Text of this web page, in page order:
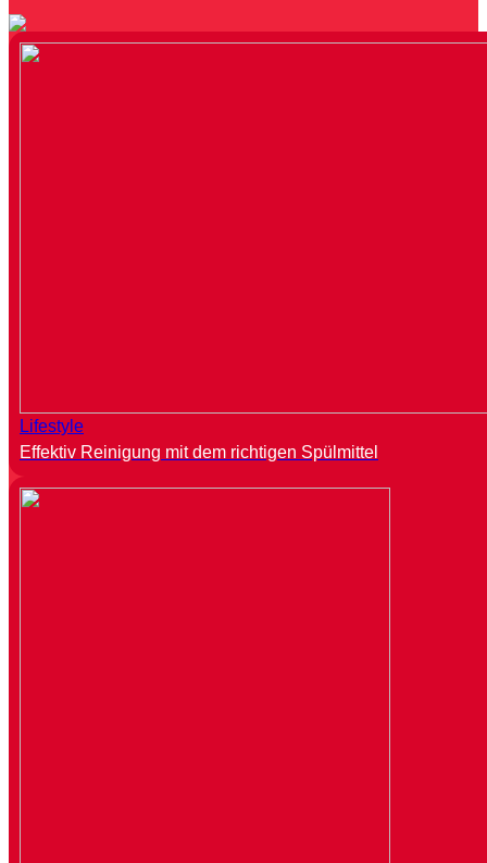
Lifestyle
Effektiv Reinigung mit dem richtigen Spülmittel